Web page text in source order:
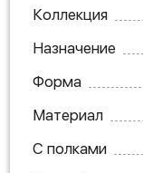
Коллекция
Назначение
Форма
Материал
С полками